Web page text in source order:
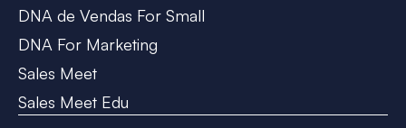
DNA de Vendas For Small
DNA For Marketing
Sales Meet
Sales Meet Edu